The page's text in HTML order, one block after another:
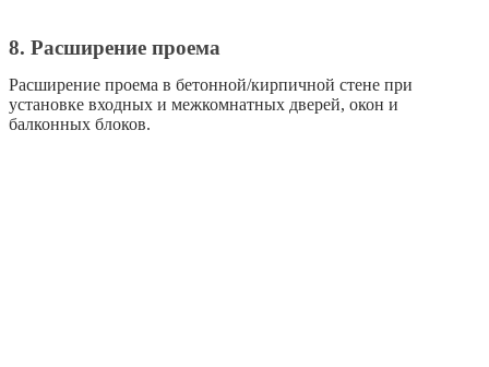
8. Расширение проема
Расширение проема в бетонной/кирпичной стене при
установке входных и межкомнатных дверей, окон и
балконных блоков.